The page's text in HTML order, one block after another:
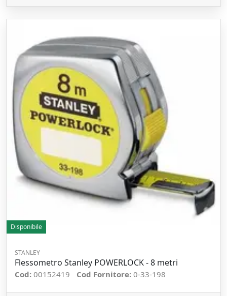
Disponibile
STANLEY
Flessometro Stanley POWERLOCK - 8 metri
Cod: 00152419 Cod Fornitore: 0-33-198